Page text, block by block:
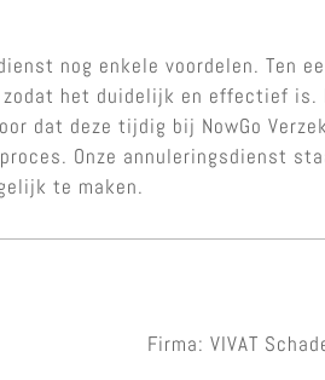
nog enkele voordelen. Ten
het duidelijk en effectief is.
dat deze tijdig bij NowGo
Onze annuleringsdienst
te maken.
Firma: VIVAT